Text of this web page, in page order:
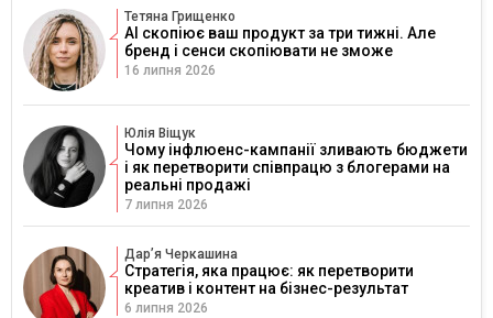
Тетяна Грищенко
AI скопіює ваш продукт за три тижні. Але
бренд і сенси скопіювати не зможе
16 липня 2026
Юлія Віщук
Чому інфлюенс-кампанії зливають бюджети
і як перетворити співпрацю з блогерами на
реальні продажі
7 липня 2026
Дарʼя Черкашина
Стратегія, яка працює: як перетворити
креатив і контент на бізнес-результат
6 липня 2026